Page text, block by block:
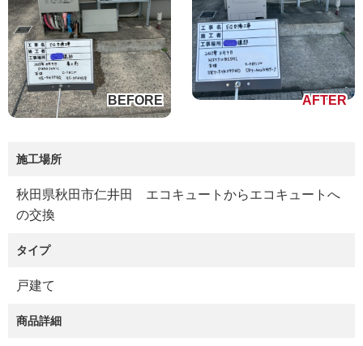
施工場所
秋田県秋田市仁井田 エコキュートからエコキュートへ
の交換
タイプ
戸建て
商品詳細